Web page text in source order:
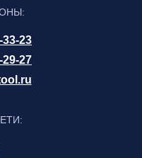
33-23
29-27